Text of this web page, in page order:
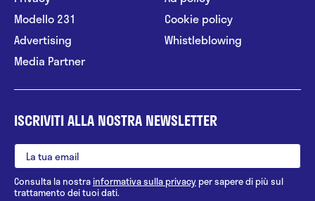
Modello 231
Advertising
Media Partner
Cookie policy
Whistleblowing
ISCRIVITI ALLA NOSTRA NEWSLETTER
Consulta la nostrainformativa sulla privacy per sapere di più sul
trattamento dei tuoi dati.